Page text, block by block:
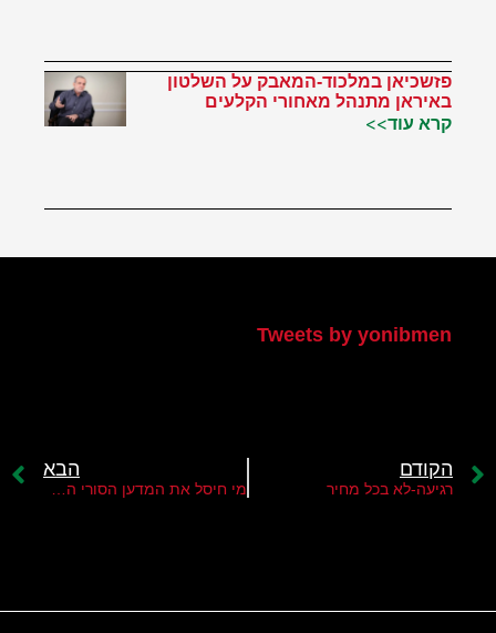
פזשכיאן במלכוד-המאבק על השלטון
באיראן מתנהל מאחורי הקלעים
קרא עוד>>
Tweets by yonibmen
הקודם
רגיעה-לא בכל מחיר
הבא